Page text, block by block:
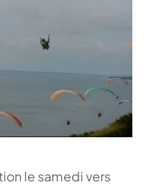
le samedi vers